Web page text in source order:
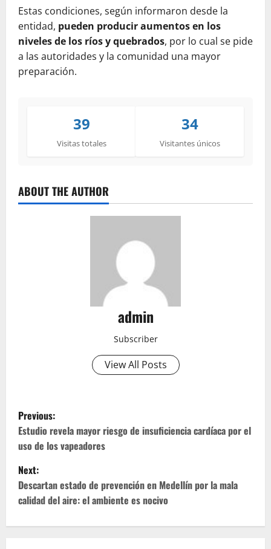
Estas condiciones, según informaron desde la
entidad, pueden producir aumentos en los
niveles de los ríos y quebrados, por lo cual se pide
a las autoridades y la comunidad una mayor
preparación.
39
Visitas totales
34
Visitantes únicos
ABOUT THE AUTHOR
admin
Subscriber
View All Posts
P
o
s
t
n
Previous:
Estudio revela mayor riesgo de insuficiencia cardíaca por el
uso de los vapeadores
Next:
Descartan estado de prevención en Medellín por la mala
calidad del aire: el ambiente es nocivo